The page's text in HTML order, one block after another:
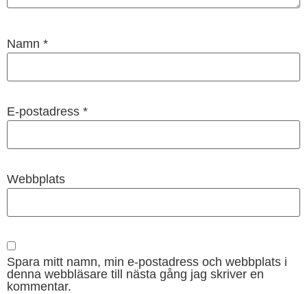
Namn *
E-postadress *
Webbplats
Spara mitt namn, min e-postadress och webbplats i
denna webbläsare till nästa gång jag skriver en
kommentar.